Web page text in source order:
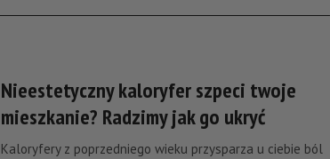
Nieestetyczny kaloryfer szpeci twoje
mieszkanie? Radzimy jak go ukryć
Kaloryfery z poprzedniego wieku przysparza u ciebie ból